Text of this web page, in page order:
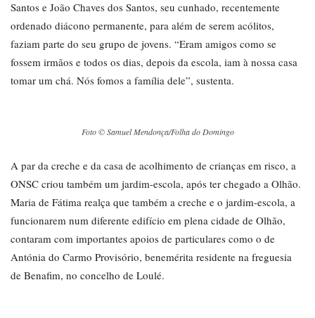
Santos e João Chaves dos Santos, seu cunhado, recentemente
ordenado diácono permanente, para além de serem acólitos,
faziam parte do seu grupo de jovens. “Eram amigos como se
fossem irmãos e todos os dias, depois da escola, iam à nossa casa
tomar um chá. Nós fomos a família dele”, sustenta.
Foto © Samuel Mendonça/Folha do Domingo
A par da creche e da casa de acolhimento de crianças em risco, a
ONSC criou também um jardim-escola, após ter chegado a Olhão.
Maria de Fátima realça que também a creche e o jardim-escola, a
funcionarem num diferente edifício em plena cidade de Olhão,
contaram com importantes apoios de particulares como o de
Antónia do Carmo Provisório, benemérita residente na freguesia
de Benafim, no concelho de Loulé.